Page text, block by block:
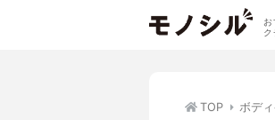
TOP ボデ